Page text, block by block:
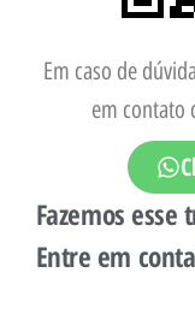
Em caso de
em contato
Fazemos
Entre em